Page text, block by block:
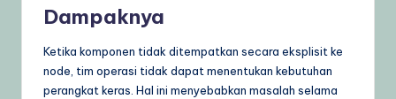
Dampaknya
Ketika komponen tidak ditempatkan secara eksplisit ke
node, tim operasi tidak dapat menentukan kebutuhan
perangkat keras. Hal ini menyebabkan masalah selama